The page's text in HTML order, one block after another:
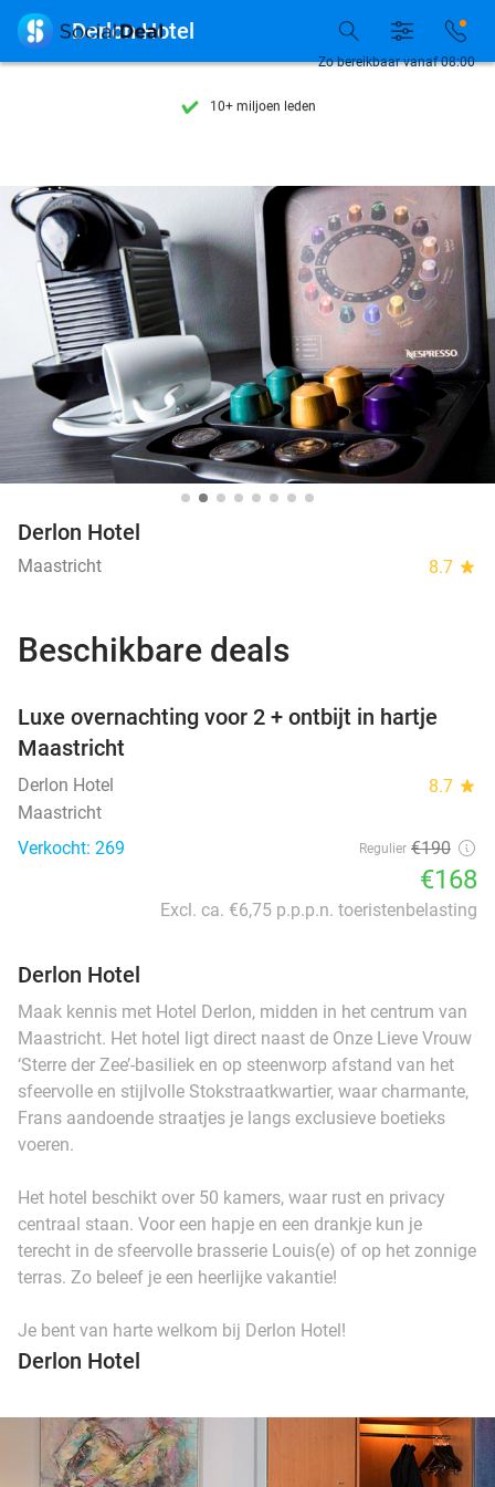
7 dagen per week beschikbaar
10+ miljoen leden
7 dagen per week beschikbaar
10+ miljoen leden
Zo bereikbaar vanaf 08:00
 Derlon Hotel
Derlon Hotel
Maastricht 8.7 star
Beschikbare deals
Luxe overnachting voor 2 + ontbijt in hartje
Maastricht
Derlon Hotel 8.7 star
Maastricht
Verkocht: 269
Regulier €190
€168
Excl. ca. €6,75 p.p.p.n. toeristenbelasting
Derlon Hotel
Maak kennis met Hotel Derlon, midden in het centrum van
Maastricht. Het hotel ligt direct naast de Onze Lieve Vrouw
‘Sterre der Zee’-basiliek en op steenworp afstand van het
sfeervolle en stijlvolle Stokstraatkwartier, waar charmante,
Frans aandoende straatjes je langs exclusieve boetieks
voeren.
Het hotel beschikt over 50 kamers, waar rust en privacy
centraal staan. Voor een hapje en een drankje kun je
terecht in de sfeervolle brasserie Louis(e) of op het zonnige
terras. Zo beleef je een heerlijke vakantie!
Je bent van harte welkom bij Derlon Hotel!
Derlon Hotel